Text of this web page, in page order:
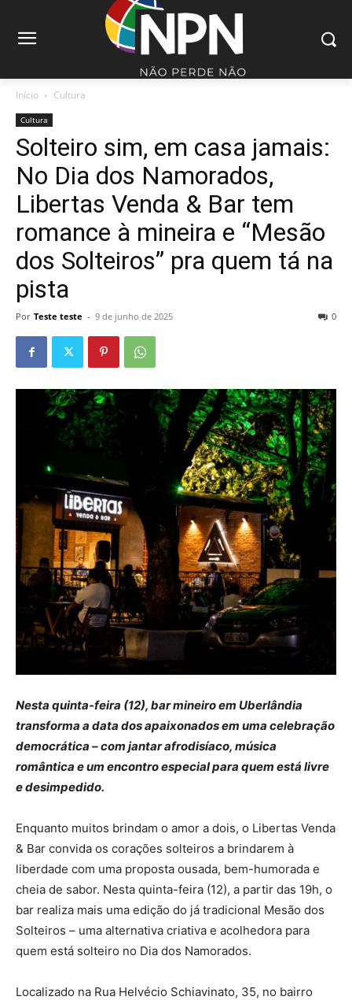
Início Cultura
Cultura
Solteiro sim, em casa jamais:
No Dia dos Namorados,
Libertas Venda & Bar tem
romance à mineira e “Mesão
dos Solteiros” pra quem tá na
pista
Por Teste teste - 9 de junho de 2025 0
Nesta quinta-feira (12), bar mineiro em Uberlândia
transforma a data dos apaixonados em uma celebração
democrática – com jantar afrodisíaco, música
romântica e um encontro especial para quem está livre
e desimpedido.
Enquanto muitos brindam o amor a dois, o Libertas Venda
& Bar convida os corações solteiros a brindarem à
liberdade com uma proposta ousada, bem-humorada e
cheia de sabor. Nesta quinta-feira (12), a partir das 19h, o
bar realiza mais uma edição do já tradicional Mesão dos
Solteiros – uma alternativa criativa e acolhedora para
quem está solteiro no Dia dos Namorados.
Localizado na Rua Helvécio Schiavinato, 35, no bairro